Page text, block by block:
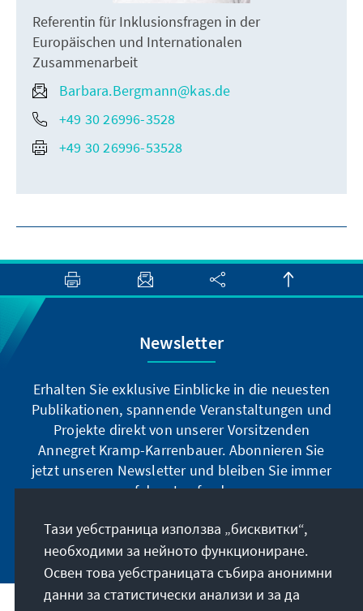
Referentin für Inklusionsfragen in der
Europäischen und Internationalen
Zusammenarbeit
Barbara.Bergmann@kas.de
+49 30 26996-3528
+49 30 26996-53528
Newsletter
Erhalten Sie exklusive Einblicke in die neuesten
Publikationen, spannende Veranstaltungen und
Projekte direkt von unserer Vorsitzenden
Annegret Kramp-Karrenbauer. Abonnieren Sie
jetzt unseren Newsletter und bleiben Sie immer
auf dem Laufenden.
Jetzt abonnieren
Тази уебстраница използва „бисквитки“,
необходими за нейното функциониране.
Освен това уебстраницата събира анонимни
данни за статистически анализи и за да